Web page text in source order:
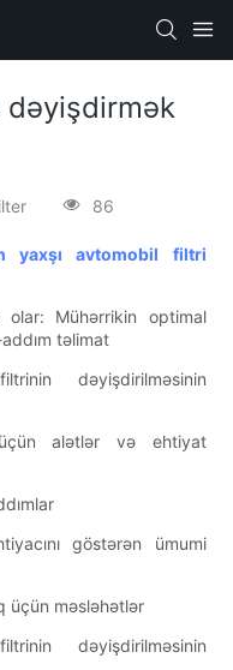
86
yaxşı avtomobil filtri
Mühərrikin optimal
təlimat
dəyişdirilməsinin
alətlər və ehtiyat
göstərən ümumi
üçün məsləhətlər
dəyişdirilməsinin